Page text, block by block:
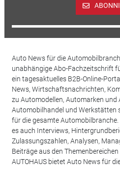
Auto News für die
unabhängige Abo-Fachzeitschrift
ein tagesaktuelles B2B-Online-
News, Wirtschaftsnachrichten,
zu Automodellen, Automarken und
Automobilhandel und Werkstätten
für die gesamte
es auch Interviews,
Zulassungszahlen, Analysen,
Beiträge aus den
AUTOHAUS bietet Auto News für